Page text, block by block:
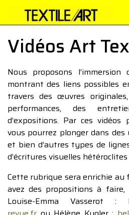
Vidéos Art
Nous proposons
montrant des liens possibles
travers des œuvres
performances, des
d’expositions. Par ces
vous pourrez plonger dans
et bien d’autres types de
d’écritures visuelles
Cette rubrique sera enrichie au
avez des propositions à
Louise-Emma Vasserot :